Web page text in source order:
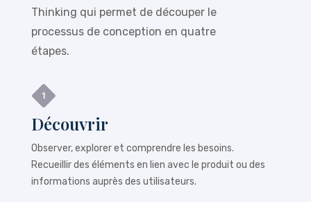
Thinking qui permet de découper le
processus de conception en quatre
étapes.
Découvrir
Observer, explorer et comprendre les besoins.
Recueillir des éléments en lien avec le produit ou des
informations auprès des utilisateurs.